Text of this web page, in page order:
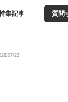
集記事 質問
07/23